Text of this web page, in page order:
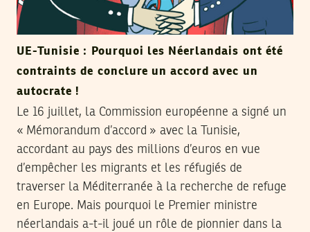
UE-Tunisie : Pourquoi les Néerlandais ont été
contraints de conclure un accord avec un
autocrate !
Le 16 juillet, la Commission européenne a signé un
« Mémorandum d’accord » avec la Tunisie,
accordant au pays des millions d’euros en vue
d’empêcher les migrants et les réfugiés de
traverser la Méditerranée à la recherche de refuge
en Europe. Mais pourquoi le Premier ministre
néerlandais a-t-il joué un rôle de pionnier dans la